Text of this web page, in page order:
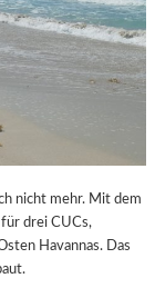
nicht mehr. Mit dem
für drei CUCs,
Havannas. Das